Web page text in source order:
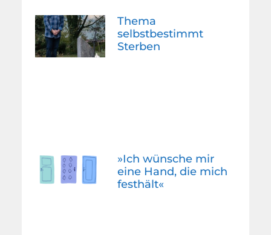
Thema
selbstbestimmt
Sterben
»Ich wünsche mir
eine Hand, die mich
festhält«